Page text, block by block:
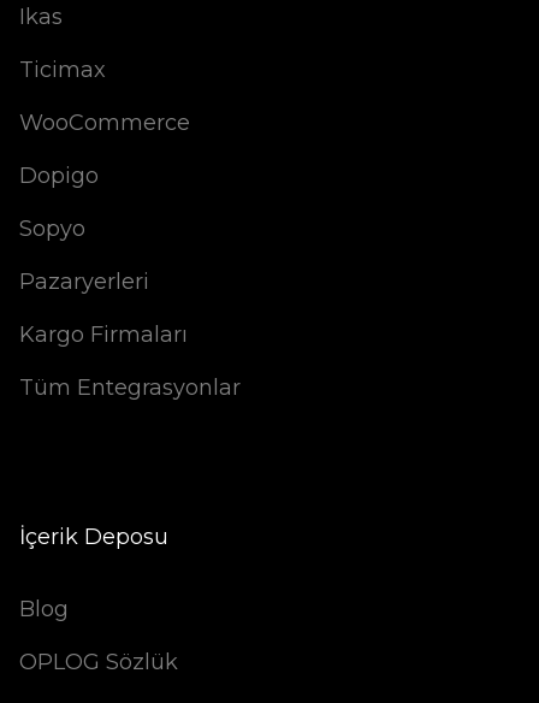
Ikas
Ticimax
WooCommerce
Dopigo
Sopyo
Pazaryerleri
Kargo Firmaları
Tüm Entegrasyonlar
İçerik Deposu
Blog
OPLOG Sözlük